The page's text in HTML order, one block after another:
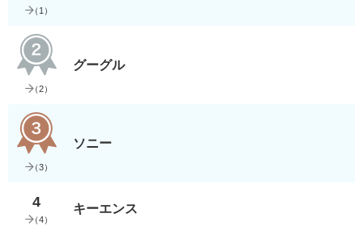
（ 1 ）
（2）
グーグル
（3）
ソニー
4
（4）
キーエンス